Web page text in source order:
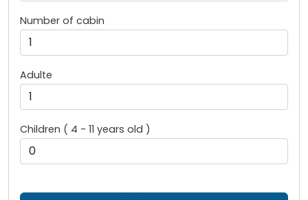
Number of cabin
Adulte
Children ( 4 - 11 years old )